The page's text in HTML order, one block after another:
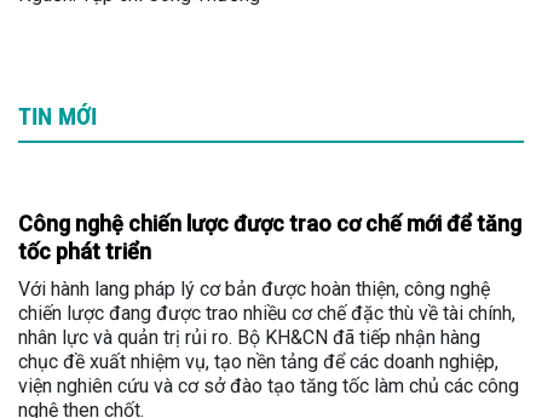
TIN MỚI
Công nghệ chiến lược được trao cơ chế mới để tăng
tốc phát triển
Với hành lang pháp lý cơ bản được hoàn thiện, công nghệ
chiến lược đang được trao nhiều cơ chế đặc thù về tài chính,
nhân lực và quản trị rủi ro. Bộ KH&CN đã tiếp nhận hàng
chục đề xuất nhiệm vụ, tạo nền tảng để các doanh nghiệp,
viện nghiên cứu và cơ sở đào tạo tăng tốc làm chủ các công
nghệ then chốt.